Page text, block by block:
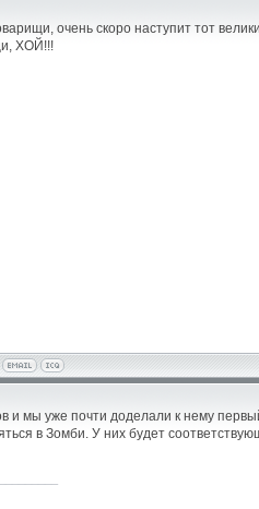
очень скоро наступит тот
ХОЙ!!!
и мы уже почти доделали к нему
в Зомби. У них будет